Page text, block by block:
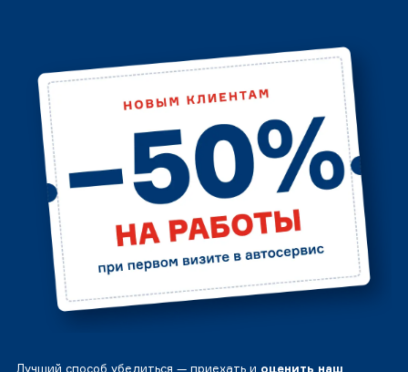
Лучший способ убедиться — приехать и оценить наш